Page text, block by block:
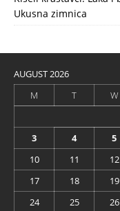
Ukusna zimnica
AUGUST 2026
M
T W
3
4 5
10
11 12
17
18 19
24
25 26